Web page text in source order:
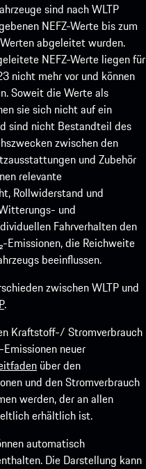
sind nach WLTP
NEFZ-Werte bis zum
abgeleitet wurden.
NEFZ-Werte liegen für
nicht mehr vor und können
Soweit die Werte als
sie sich nicht auf ein
sind nicht Bestandteil des
zwischen den
und Zubehör
relevante
Rollwiderstand und
und
Fahrverhalten den
Emissionen, die Reichweite
beeinflussen.
zwischen WLTP und
.
Kraftstoff-/ Stromverbrauch
neuer
über den
und den Stromverbrauch
werden, der an allen
erhältlich ist.
automatisch
Die Darstellung kann